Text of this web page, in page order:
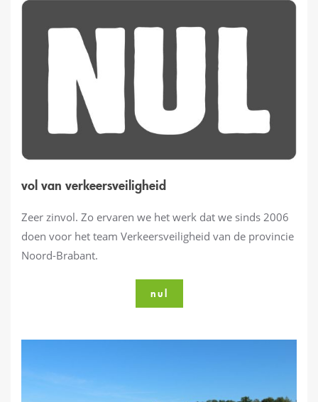
vol van verkeersveiligheid
Zeer zinvol. Zo ervaren we het werk dat we sinds 2006
doen voor het team Verkeersveiligheid van de provincie
Noord-Brabant.
nul